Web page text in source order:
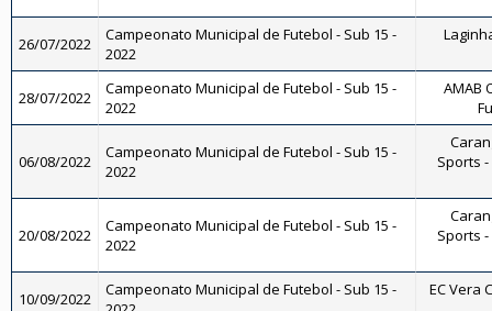
26/07/2022
Campeonato Municipal de Futebol - Sub 15 -
2022
28/07/2022
Campeonato Municipal de Futebol - Sub 15 -
2022
AMAB
06/08/2022
Campeonato Municipal de Futebol - Sub 15 -
2022
Sports
20/08/2022
Campeonato Municipal de Futebol - Sub 15 -
2022
Sports
10/09/2022
Campeonato Municipal de Futebol - Sub 15 -
EC Vera